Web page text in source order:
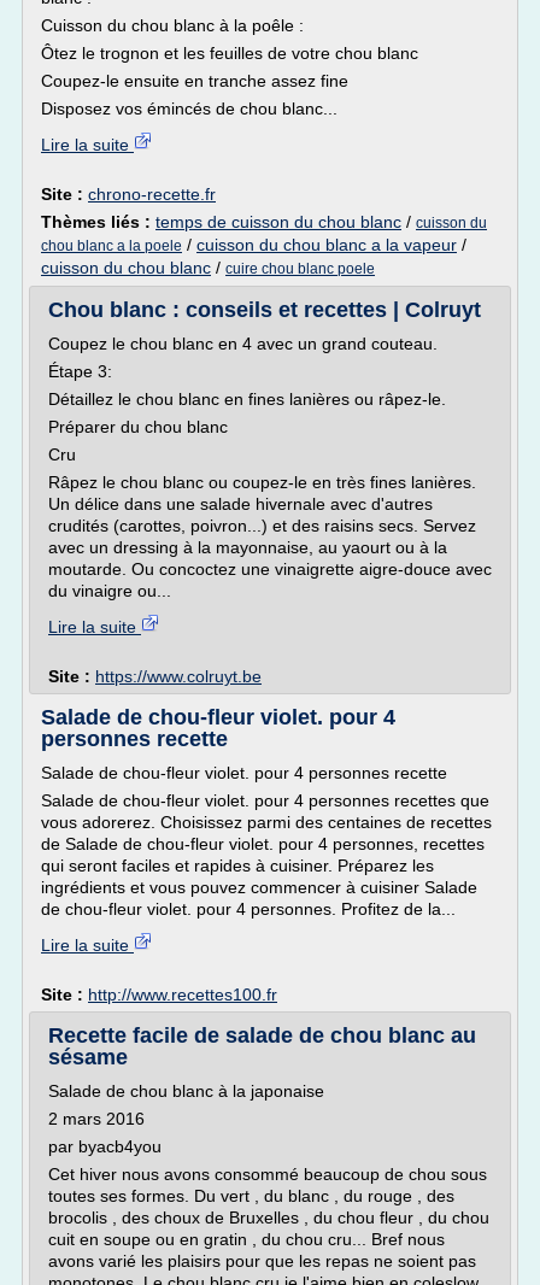
Cuisson du chou blanc à la poêle :
Ôtez le trognon et les feuilles de votre chou blanc
Coupez-le ensuite en tranche assez fine
Disposez vos émincés de chou blanc...
Lire la suite
Site : chrono-recette.fr
Thèmes liés : temps de cuisson du chou blanc / cuisson du
chou blanc a la poele / cuisson du chou blanc a la vapeur /
cuisson du chou blanc / cuire chou blanc poele
Chou blanc : conseils et recettes | Colruyt
Coupez le chou blanc en 4 avec un grand couteau.
Étape 3:
Détaillez le chou blanc en fines lanières ou râpez-le.
Préparer du chou blanc
Cru
Râpez le chou blanc ou coupez-le en très fines lanières.
Un délice dans une salade hivernale avec d'autres
crudités (carottes, poivron...) et des raisins secs. Servez
avec un dressing à la mayonnaise, au yaourt ou à la
moutarde. Ou concoctez une vinaigrette aigre-douce avec
du vinaigre ou...
Lire la suite
Site : https://www.colruyt.be
Salade de chou-fleur violet. pour 4
personnes recette
Salade de chou-fleur violet. pour 4 personnes recette
Salade de chou-fleur violet. pour 4 personnes recettes que
vous adorerez. Choisissez parmi des centaines de recettes
de Salade de chou-fleur violet. pour 4 personnes, recettes
qui seront faciles et rapides à cuisiner. Préparez les
ingrédients et vous pouvez commencer à cuisiner Salade
de chou-fleur violet. pour 4 personnes. Profitez de la...
Lire la suite
Site : http://www.recettes100.fr
Recette facile de salade de chou blanc au
sésame
Salade de chou blanc à la japonaise
2 mars 2016
par byacb4you
Cet hiver nous avons consommé beaucoup de chou sous
toutes ses formes. Du vert , du blanc , du rouge , des
brocolis , des choux de Bruxelles , du chou fleur , du chou
cuit en soupe ou en gratin , du chou cru... Bref nous
avons varié les plaisirs pour que les repas ne soient pas